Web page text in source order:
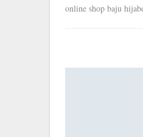
online shop baju